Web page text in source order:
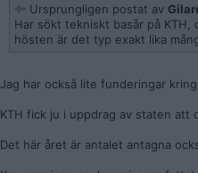
Ursprungligen postat av
Har sökt tekniskt basår på
hösten är det typ exakt lika
Jag har också lite funderingar
KTH fick ju i uppdrag av staten att
Det här året är antalet antagna